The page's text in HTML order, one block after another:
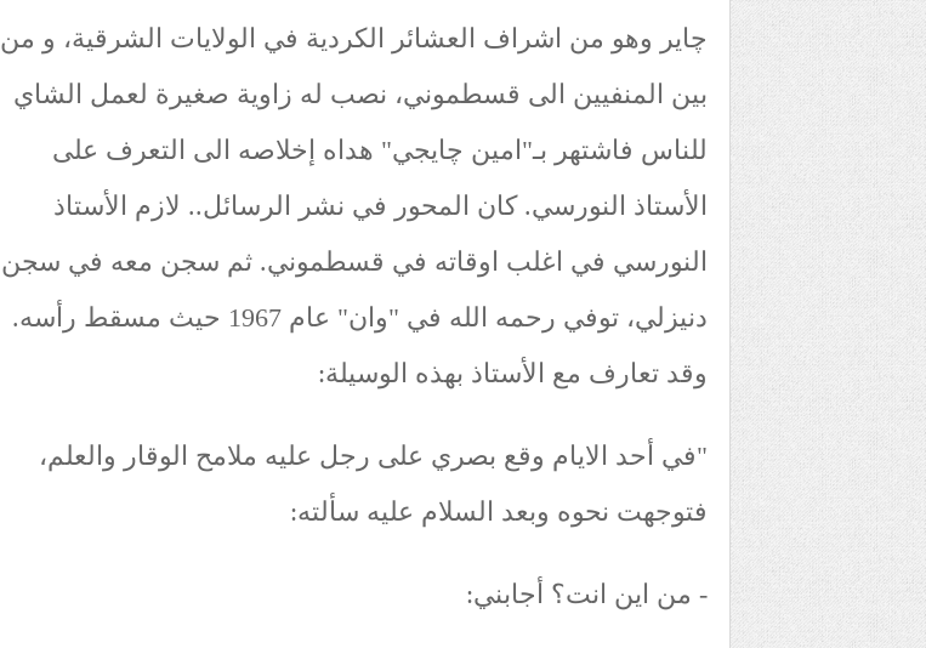
چاير وهو من اشراف العشائر الكردية في الولايات الشرقية، و من
بين المنفيين الى قسطموني، نصب له زاوية صغيرة لعمل الشاي
للناس فاشتهر بـ"امين چايجي" هداه إخلاصه الى التعرف على
الأستاذ النورسي. كان المحور في نشر الرسائل.. لازم الأستاذ
النورسي في اغلب اوقاته في قسطموني. ثم سجن معه في سجن
دنيزلي، توفي رحمه الله في "وان" عام 1967 حيث مسقط رأسه.
وقد تعارف مع الأستاذ بهذه الوسيلة:
"في أحد الايام وقع بصري على رجل عليه ملامح الوقار والعلم،
فتوجهت نحوه وبعد السلام عليه سألته:
- من اين انت؟ أجابني: